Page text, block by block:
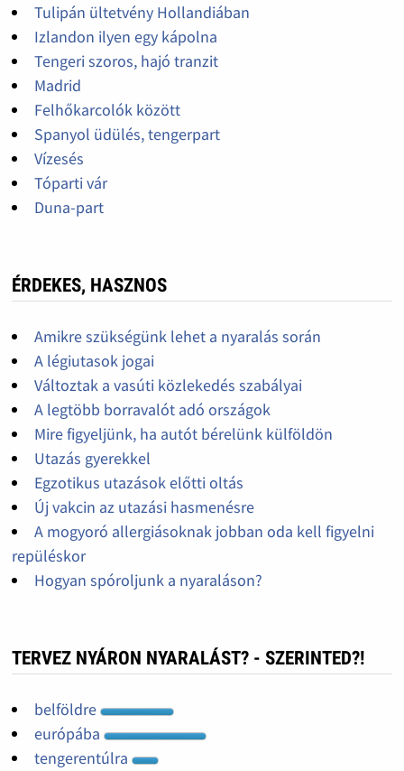
Tulipán ültetvény Hollandiában
Izlandon ilyen egy kápolna
Tengeri szoros, hajó tranzit
Madrid
Felhőkarcolók között
Spanyol üdülés, tengerpart
Vízesés
Tóparti vár
Duna-part
ÉRDEKES, HASZNOS
Amikre szükségünk lehet a nyaralás során
A légiutasok jogai
Változtak a vasúti közlekedés szabályai
A legtöbb borravalót adó országok
Mire figyeljünk, ha autót bérelünk külföldön
Utazás gyerekkel
Egzotikus utazások előtti oltás
Új vakcin az utazási hasmenésre
A mogyoró allergiásoknak jobban oda kell figyelni
repüléskor
Hogyan spóroljunk a nyaraláson?
TERVEZ NYÁRON NYARALÁST? - SZERINTED?!
belföldre
európába
tengerentúlra